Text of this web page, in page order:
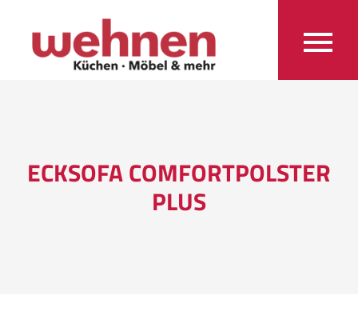
ECKSOFA COMFORTPOLSTER
PLUS